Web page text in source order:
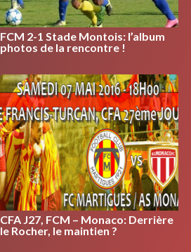
FCM 2-1 Stade Montois: l’album
photos de la rencontre !
CFA J27, FCM – Monaco: Derrière
le Rocher, le maintien ?